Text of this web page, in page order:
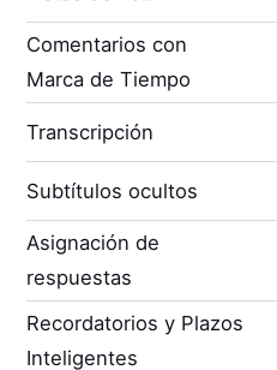
Comentarios con
Marca de Tiempo
Transcripción
Subtítulos ocultos
Asignación de
respuestas
Recordatorios y Plazos
Inteligentes